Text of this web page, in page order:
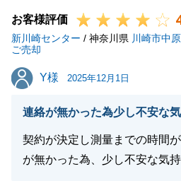
また、何か些細な事でもご相
にご連絡をいただければと存
引き続きよろしくお願いいたし
閉じる
お客様評価
新川崎センター / 神奈川県 川崎市中
ご売却
Y様
Y様 2025年12月1日
連絡が無かった為少し不安な
契約が決定し測量までの時間
が無かった為、少し不安な気